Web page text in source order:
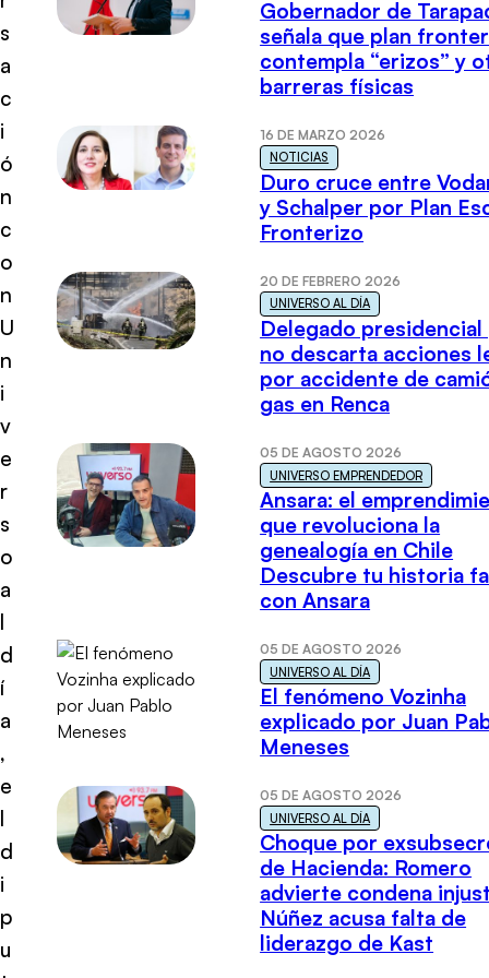
s
a
c
i
ó
n
c
o
n
U
n
i
v
e
r
s
o
a
l
d
í
a
,
e
l
d
i
p
u
Gobernador de
señala que plan
contempla “erizos” y
barreras físicas
16 DE MARZO 2026
NOTICIAS
Duro cruce entre
y Schalper por Plan
Fronterizo
20 DE FEBRERO 2026
UNIVERSO AL DÍA
Delegado presidencial
no descarta acciones
por accidente de
gas en Renca
05 DE AGOSTO 2026
UNIVERSO EMPRENDEDOR
Ansara: el
que revoluciona la
genealogía en Chile
Descubre tu historia
con Ansara
05 DE AGOSTO 2026
UNIVERSO AL DÍA
El fenómeno Vozinha
explicado por Juan
Meneses
05 DE AGOSTO 2026
UNIVERSO AL DÍA
Choque por
de Hacienda: Romero
advierte condena
Núñez acusa falta de
liderazgo de Kast